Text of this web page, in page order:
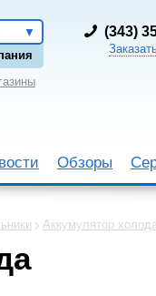
(343)
Обзоры
Аккумулятор